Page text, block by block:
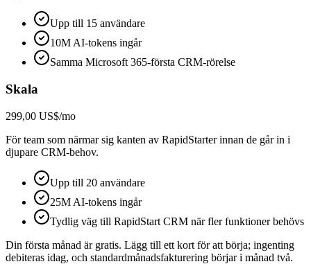
Upp till 15 användare
10M AI-tokens ingår
Samma Microsoft 365-första CRM-rörelse
Skala
299,00 US$/mo
För team som närmar sig kanten av RapidStarter innan de går in i
djupare CRM-behov.
Upp till 20 användare
25M AI-tokens ingår
Tydlig väg till RapidStart CRM när fler funktioner behövs
Din första månad är gratis. Lägg till ett kort för att börja; ingenting
debiteras idag, och standardmånadsfakturering börjar i månad två.